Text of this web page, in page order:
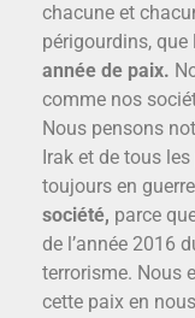
chacune et
périgourdins, que
année de paix.
comme nos
Nous pensons
Irak et de tous
toujours en
société, parce
de l’année 2016
terrorisme. Nous
cette paix en